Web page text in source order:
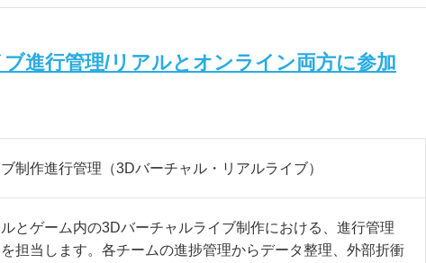
アナウンサー ナレーター
芸能マネージャー
チーフ助監督 セカンド助監督
制作主任(映画・ドラマ)
制作進行(映画・ドラマ)
アシスタントプロデューサー
(映画・ドラマ)
進行管理/リアルとオンライン両方に参加
制作進行管理（3Dバーチャル・リアルライブ）
ルとゲーム内の3Dバーチャルライブ制作における、進行管理
担当します。各チームの進捗管理からデータ整理、外部折衝